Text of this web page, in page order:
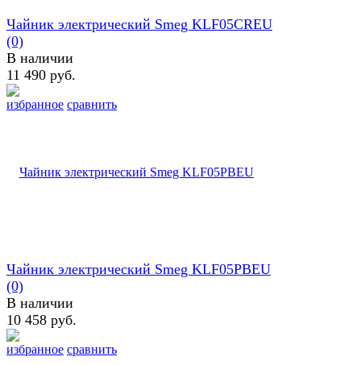
избранное сравнить
Чайник электрический Smeg KLF05CREU
(0)
В наличии
11 490 руб.
избранное сравнить
Чайник электрический Smeg KLF05PBEU
(0)
В наличии
10 458 руб.